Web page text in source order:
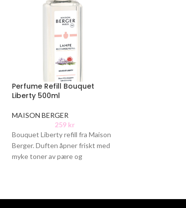
Perfume Refill Bouquet
Liberty 500ml
MAISON BERGER
259 kr
Bouquet Liberty refill fra Maison
Berger. Duften åpner friskt med
myke toner av pære og